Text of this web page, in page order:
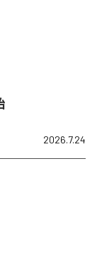
2026.7.24